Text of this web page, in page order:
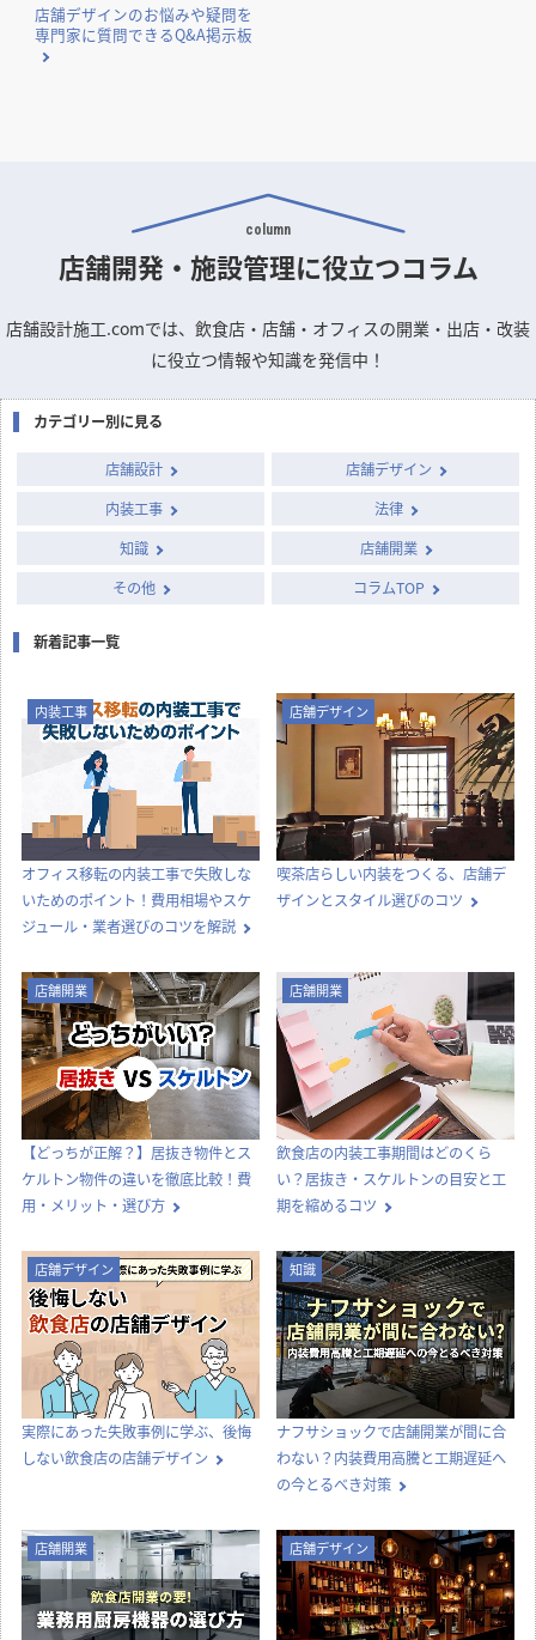
店舗デザインのお悩みや疑問を
専門家に質問できるQ&A掲示板
column
店舗開発・施設管理に役立つコラム
店舗設計施工.comでは、飲食店・店舗・オフィスの開業・出店・改装
に役立つ情報や知識を発信中！
カテゴリー別に見る
店舗設計
店舗デザイン
内装工事
法律
知識
店舗開業
その他
コラムTOP
新着記事一覧
内装工事
オフィス移転の内装工事で失敗しな
いためのポイント！費用相場やスケ
ジュール・業者選びのコツを解説
店舗デザイン
喫茶店らしい内装をつくる、店舗デ
ザインとスタイル選びのコツ
店舗開業
【どっちが正解？】居抜き物件とス
ケルトン物件の違いを徹底比較！費
用・メリット・選び方
店舗開業
飲食店の内装工事期間はどのくら
い？居抜き・スケルトンの目安と工
期を縮めるコツ
店舗デザイン
実際にあった失敗事例に学ぶ、後悔
しない飲食店の店舗デザイン
知識
ナフサショックで店舗開業が間に合
わない？内装費用高騰と工期遅延へ
の今とるべき対策
店舗開業 店舗デザイン